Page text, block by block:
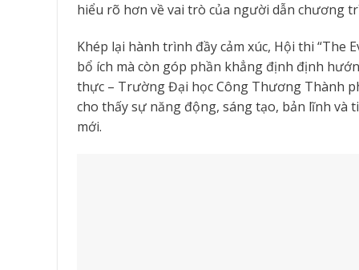
hiểu rõ hơn về vai trò của người dẫn chương
Khép lại hành trình đầy cảm xúc, Hội thi “The
bổ ích mà còn góp phần khẳng định định
thực – Trường Đại học Công Thương Thành
cho thấy sự năng động, sáng tạo, bản lĩnh
mới.